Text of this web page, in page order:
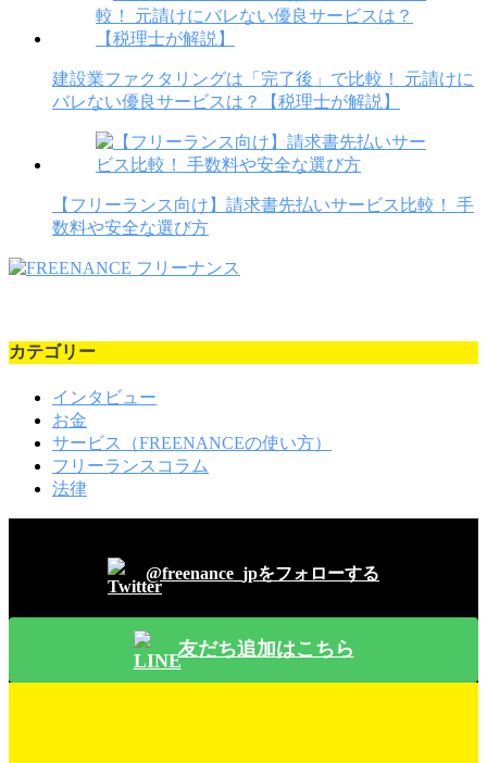
建設業ファクタリングは「完了後」で比較！ 元請けに
バレない優良サービスは？【税理士が解説】
【フリーランス向け】請求書先払いサービス比較！ 手
数料や安全な選び方
カテゴリー
インタビュー
お金
サービス（FREENANCEの使い方）
フリーランスコラム
法律
@freenance_jpをフォローする
友だち追加はこちら